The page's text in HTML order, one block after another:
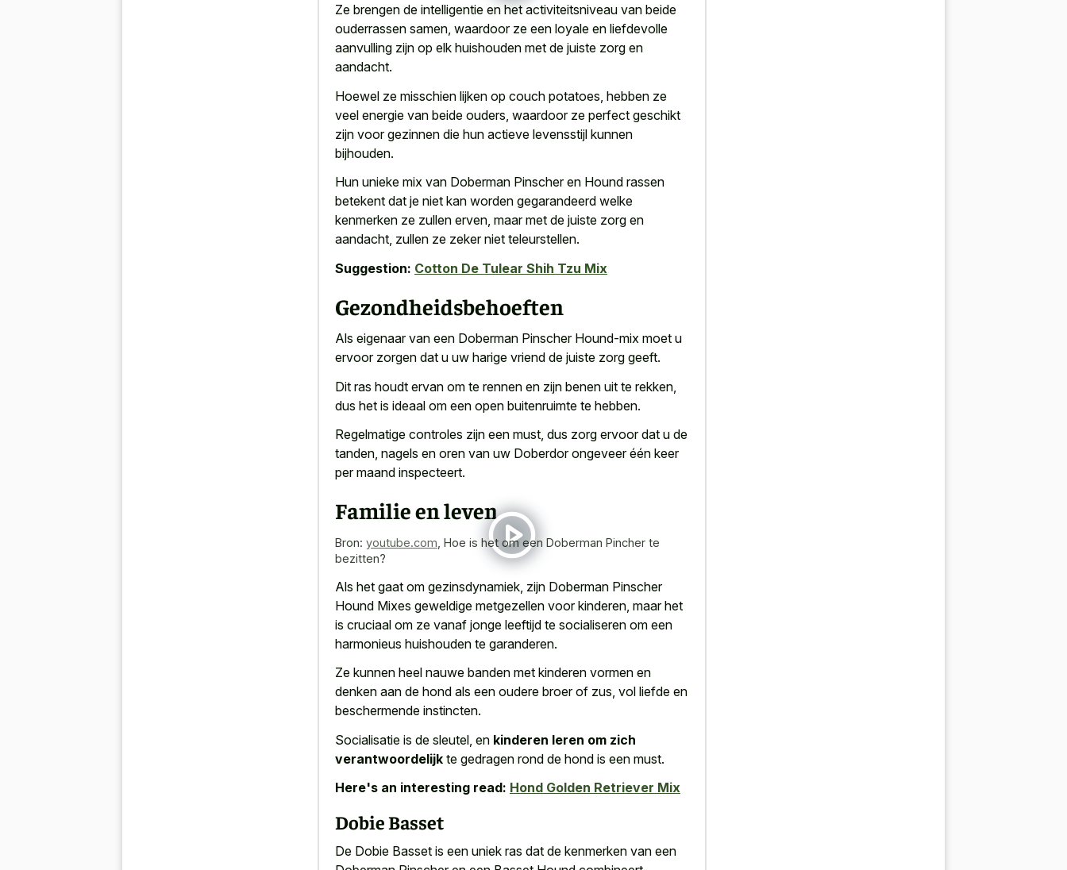
Ze brengen de intelligentie en het activiteitsniveau van beide
ouderrassen samen, waardoor ze een loyale en liefdevolle
aanvulling zijn op elk huishouden met de juiste zorg en
aandacht.
Hoewel ze misschien lijken op couch potatoes, hebben ze
veel energie van beide ouders, waardoor ze perfect geschikt
zijn voor gezinnen die hun actieve levensstijl kunnen
bijhouden.
Hun unieke mix van Doberman Pinscher en Hound rassen
betekent dat je niet kan worden gegarandeerd welke
kenmerken ze zullen erven, maar met de juiste zorg en
aandacht, zullen ze zeker niet teleurstellen.
Suggestion: Cotton De Tulear Shih Tzu Mix
Gezondheidsbehoeften
Als eigenaar van een Doberman Pinscher Hound-mix moet u
ervoor zorgen dat u uw harige vriend de juiste zorg geeft.
Dit ras houdt ervan om te rennen en zijn benen uit te rekken,
dus het is ideaal om een open buitenruimte te hebben.
Regelmatige controles zijn een must, dus zorg ervoor dat u de
tanden, nagels en oren van uw Doberdor ongeveer één keer
per maand inspecteert.
Familie en leven
Bron: youtube.com Hoe is het om een Doberman Pincher te
bezitten?
Als het gaat om gezinsdynamiek, zijn Doberman Pinscher
Hound Mixes geweldige metgezellen voor kinderen, maar het
is cruciaal om ze vanaf jonge leeftijd te socialiseren om een
harmonieus huishouden te garanderen.
Ze kunnen heel nauwe banden met kinderen vormen en
denken aan de hond als een oudere broer of zus, vol liefde en
beschermende instincten.
Socialisatie is de sleutel, en kinderen leren om zich
verantwoordelijk te gedragen rond de hond is een must.
Here's an interesting read: Hond Golden Retriever Mix
Dobie Basset
De Dobie Basset is een uniek ras dat de kenmerken van een